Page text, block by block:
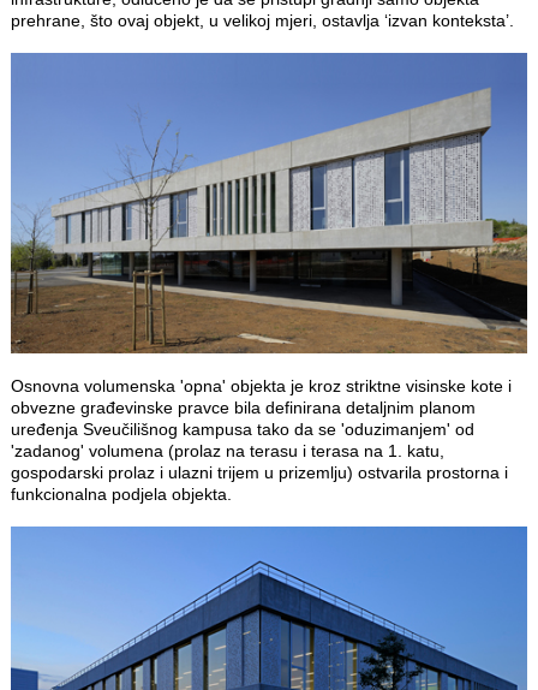
prehrane, što ovaj objekt, u velikoj mjeri, ostavlja ‘izvan konteksta’.
Osnovna volumenska 'opna' objekta je kroz striktne visinske kote i
obvezne građevinske pravce bila definirana detaljnim planom
uređenja Sveučilišnog kampusa tako da se 'oduzimanjem' od
'zadanog' volumena (prolaz na terasu i terasa na 1. katu,
gospodarski prolaz i ulazni trijem u prizemlju) ostvarila prostorna i
funkcionalna podjela objekta.